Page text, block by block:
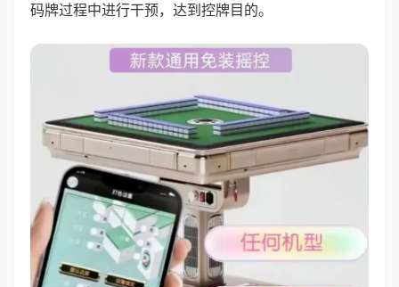
码牌过程中进行干预，达到控牌目的。